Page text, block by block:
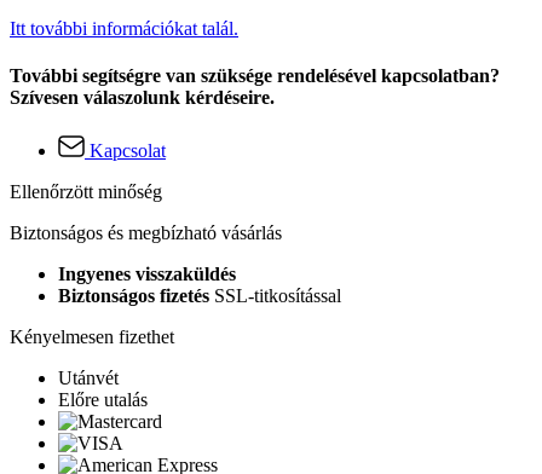
Itt további információkat talál.
További segítségre van szüksége rendelésével kapcsolatban?
Szívesen válaszolunk kérdéseire.
Kapcsolat
Ellenőrzött minőség
Biztonságos és megbízható vásárlás
Ingyenes visszaküldés
Biztonságos fizetés SSL-titkosítással
Kényelmesen fizethet
Utánvét
Előre utalás